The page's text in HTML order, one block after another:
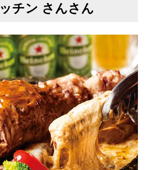
チン さんさん